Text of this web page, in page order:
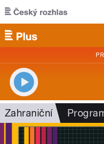
Přejít k hlavnímu obsahu
Zahraniční